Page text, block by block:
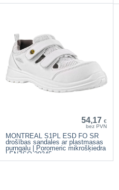
54,17 €
bez PVN
MONTREAL S1PL ESD FO SR
drošības sandales ar plastmasas
purngalu | Poromeric mikrošķiedra
| EN ISO 20345